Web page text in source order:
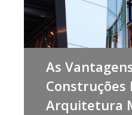
texteis,
produtos
químicos
farmacêuticos
mobiliário
As
Construções
Arquitetura